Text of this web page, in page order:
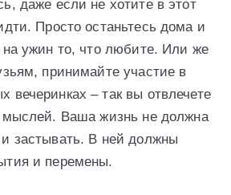
даже если не хотите в этот
Просто останьтесь дома и
на ужин то, что любите. Или же
принимайте участие в
вечеринках – так вы отвлечете
мыслей. Ваша жизнь не должна
и застывать. В ней должны
и перемены.